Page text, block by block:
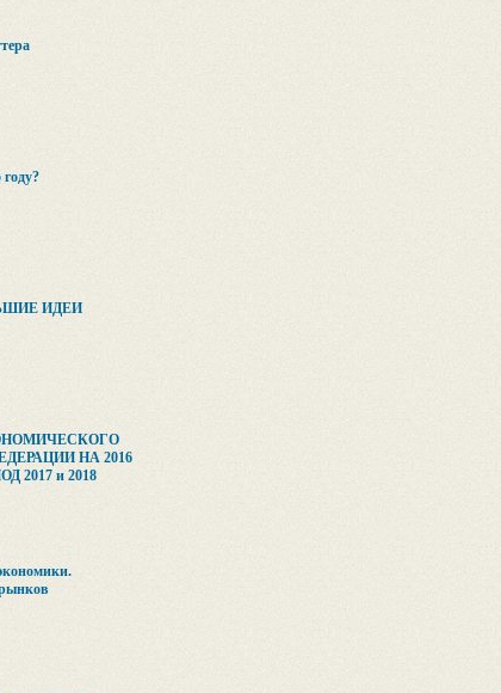
ИДЕИ
НА 2016
2017 и 2018